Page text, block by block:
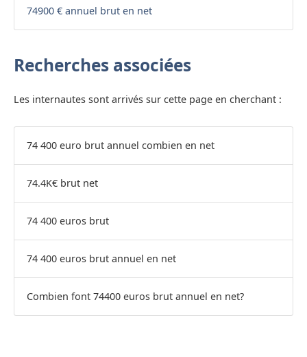
74900 € annuel brut en net
Recherches associées
Les internautes sont arrivés sur cette page en cherchant :
74 400 euro brut annuel combien en net
74.4K€ brut net
74 400 euros brut
74 400 euros brut annuel en net
Combien font 74400 euros brut annuel en net?